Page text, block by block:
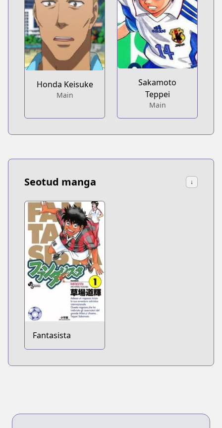
Honda Keisuke
Main
Sakamoto
Teppei
Main
Seotud manga ↓
Fantasista